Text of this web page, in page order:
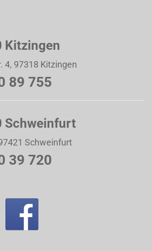
Kitzingen
4, 97318 Kitzingen
89 755
Schweinfurt
Schweinfurt
39 720